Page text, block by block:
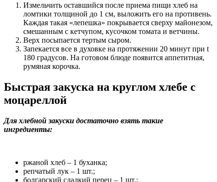
Измельчить оставшийся после приема пищи хлеб на
ломтики толщиной до 1 см, выложить его на противень.
Каждая такая «лепешка» покрывается сверху майонезом,
смешанным с кетчупом, кусочком томата и ветчины.
Верх посыпается тертым сыром.
Запекается все в духовке на протяжении 20 минут при t
180 градусов. На готовом блюде появится аппетитная,
румяная корочка.
Быстрая закуска на круглом хлебе с
моцареллой
Для хлебной закуски достаточно взять такие
ингредиенты:
ржаной хлеб – 1 буханка;
репчатый лук – 1 шт.;
болгарский сладкий перец – 1 шт.;